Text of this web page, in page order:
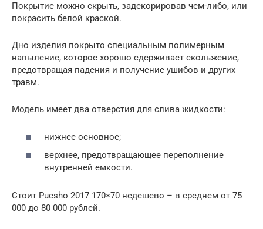
Покрытие можно скрыть, задекорировав чем-либо, или
покрасить белой краской.
Дно изделия покрыто специальным полимерным
напыление, которое хорошо сдерживает скольжение,
предотвращая падения и получение ушибов и других
травм.
Модель имеет два отверстия для слива жидкости:
нижнее основное;
верхнее, предотвращающее переполнение
внутренней емкости.
Стоит Pucsho 2017 170×70 недешево – в среднем от 75
000 до 80 000 рублей.